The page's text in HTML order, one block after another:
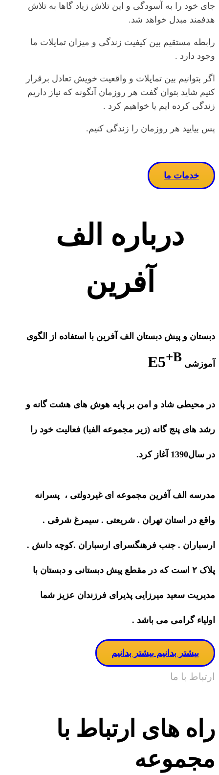
جای خود را به آسودگی و این تلاش زیاد گاها به تلاش
هدفمند مبدل خواهد شد.
رابطه مستقیم بین کیفیت زندگی و میزان تمایلات ما
وجود دارد .
اگر بتوانیم بین تمایلات و واقعیت خویش تعادل برقرار
کنیم شاید بتوان گفت هر روزمان آنگونه که نیاز داریم
زندگی کرده ایم یا خواهیم کرد .
پس بیایید هر روزمان را زندگی کنیم.
خدمات ما
درباره الف
آفرین
دبستان و پیش دبستان الف آفرین با استفاده از الگوی
آموزشی E5+B
در محیطی شاد و امن بر پایه هوش های هشت گانه و
رشد های پنج گانه (زیر مجموعه الفبا) فعالیت خود را
در سال1390 آغاز کرد.
مدرسه الف آفرین مجموعه ای غیردولتی ، پسرانه
واقع در استان تهران . شریعتی . سیمرغ شرقی .
ارسباران . جنب فرهنگسرای ارسباران .کوچه دانش .
پلاک ۲ است که در مقطع پیش دبستانی و دبستان با
مدیریت سعید میرزایی پذیرای فرزندان عزیز شما
اولیاء گرامی می باشد .
بیشتر بدانیم بیشتر بدانیم
ارتباط با ما
راه های ارتباط با
مجموعه